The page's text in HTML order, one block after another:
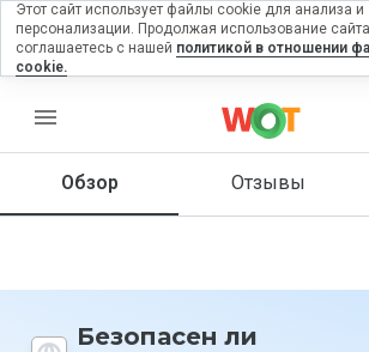
menu
Обзор Отзывы
Безопасен ли
отзыв
Как бы
этот
1 до 5?
Этот сайт использует файлы cookie для анализа и
персонализации. Продолжая использование
соглашаетесь с нашей политикой в отношении
cookie.